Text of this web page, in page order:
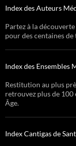
Index des Auteurs
Partez à la
pour des centaines
Index des Ensembles
Restitution au plus
retrouvez plus de 100
Âge.
Index Cantigas de